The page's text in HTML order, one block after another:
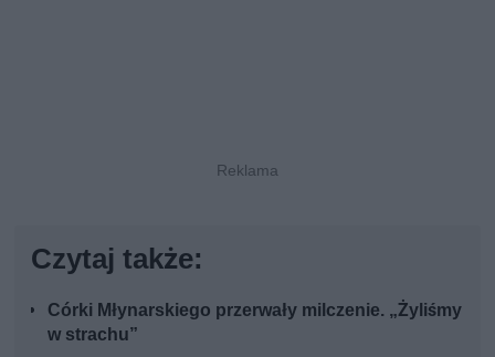
Czytaj także:
Córki Młynarskiego przerwały milczenie. „Żyliśmy
w strachu”